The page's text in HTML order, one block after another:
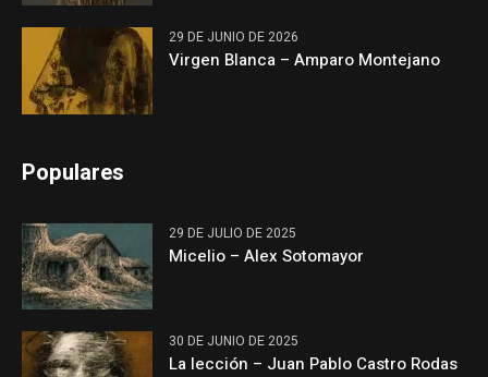
29 DE JUNIO DE 2026
Virgen Blanca – Amparo Montejano
Populares
29 DE JULIO DE 2025
Micelio – Alex Sotomayor
30 DE JUNIO DE 2025
La lección – Juan Pablo Castro Rodas